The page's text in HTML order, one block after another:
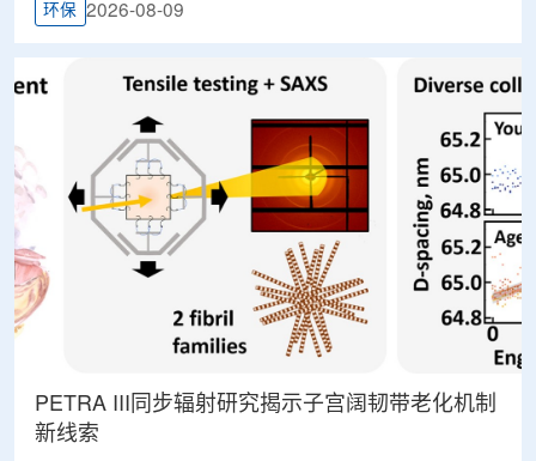
环保 2026-08-09
PETRA III同步辐射研究揭示子宫阔韧带老化机制
新线索